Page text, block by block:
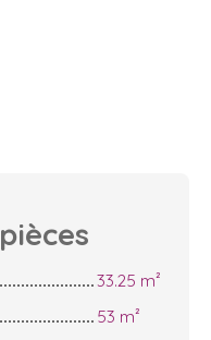
pièces
33.25 m²
53 m²